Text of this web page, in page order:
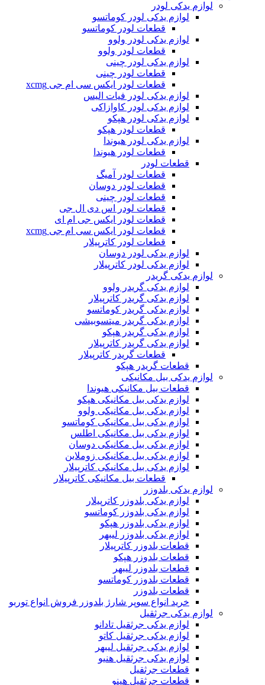
لوازم یدکی لودر
لوازم یدکی لودر کوماتسو
قطعات لودر کوماتسو
لوازم یدکی لودر ولوو
قطعات لودر ولوو
لوازم یدکی لودر چینی
قطعات لودر چینی
قطعات لودر ایکس سی ام جی xcmg
لوازم یدکی لودر فیات الیس
لوازم یدکی لودر کاوازاکی
لوازم یدکی لودر هپکو
قطعات لودر هپکو
لوازم یدکی لودر هیوندا
قطعات لودر هیوندا
قطعات لودر
قطعات لودر آمیگ
قطعات لودر دوسان
قطعات لودر چینی
قطعات لودر اس دی ال جی
قطعات لودر ایکس جی ام ای
قطعات لودر ایکس سی ام جی xcmg
قطعات لودر کاترپیلار
لوازم یدکی لودر دوسان
لوازم یدکی لودر کاترپیلار
لوازم یدکی گریدر
لوازم یدکی گریدر ولوو
لوازم یدکی گریدر کاترپیلار
لوازم یدکی گریدر کوماتسو
لوازم یدکی گریدر میتسوبیشی
لوازم یدکی گریدر هپکو
لوازم یدکی گریدر کاترپیلار
قطعات گریدر کاترپیلار
قطعات گریدر هپکو
لوازم یدکی بیل مکانیکی
قطعات بیل مکانیکی هیوندا
لوازم یدکی بیل مکانیکی هپکو
لوازم یدکی بیل مکانیکی ولوو
لوازم یدکی بیل مکانیکی کوماتسو
لوازم یدکی بیل مکانیکی اطلس
لوازم یدکی بیل مکانیکی دوسان
لوازم یدکی بیل مکانیکی زوملاین
لوازم یدکی بیل مکانیکی کاترپیلار
قطعات بیل مکانیکی کاترپیلار
لوازم یدکی بلدوزر
لوازم یدکی بلدوزر کاترپیلار
لوازم یدکی بلدوزر کوماتسو
لوازم یدکی بلدوزر هپکو
لوازم یدکی بلدوزر لیبهر
قطعات بلدوزر کاترپیلار
قطعات بلدوزر هپکو
قطعات بلدوزر لیبهر
قطعات بلدوزر کوماتسو
قطعات بلدوزر
خرید انواع سوپر شارژ بلدوزر فروش انواع توربو
لوازم یدکی جرثقیل
لوازم یدکی جرثقیل تادانو
لوازم یدکی جرثقیل کاتو
لوازم یدکی جرثقیل لیبهر
لوازم یدکی جرثقیل هنیو
قطعات جرثقیل
قطعات جرثقیل هینو